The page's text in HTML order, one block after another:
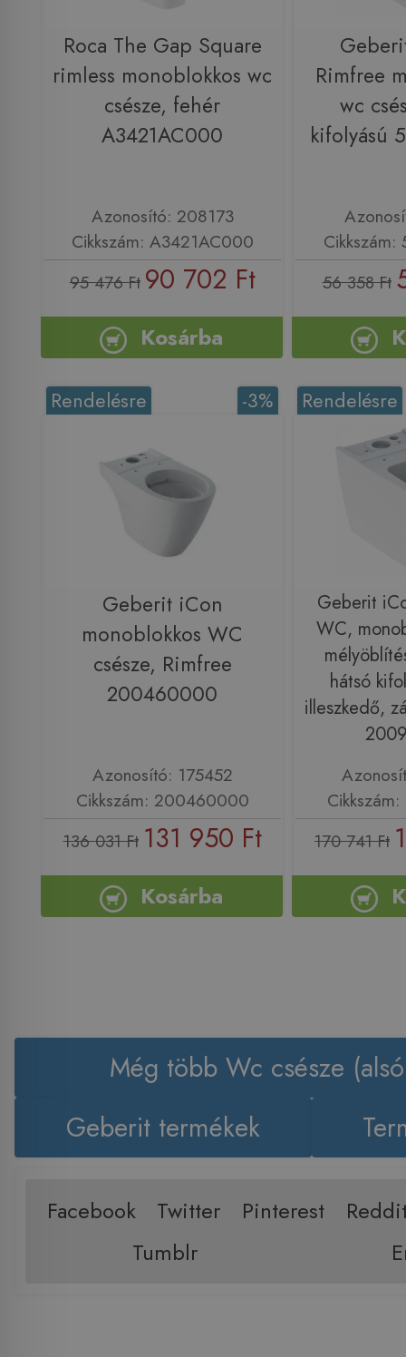
Roca The Gap Square
rimless monoblokkos wc
csésze, fehér
A3421AC000
Azonosító: 208173
Cikkszám: A3421AC000
95 476 Ft 90 702 Ft
Kosárba
Rimfree
wc
kifolyású
56 358 Ft
-3%
Rendelésre
Geberit iCon
monoblokkos WC
csésze, Rimfree
200460000
Azonosító: 175452
Cikkszám: 200460000
136 031 Ft 131 950 Ft
Kosárba
Rendelésre
Geberit
WC,
hátsó
illeszkedő,
170 741 Ft
Még több Wc csésze
Geberit termékek
Facebook Twitter Pinterest
Tumblr